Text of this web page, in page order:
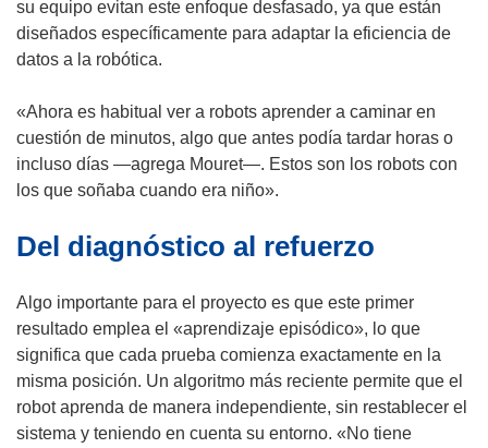
su equipo evitan este enfoque desfasado, ya que están
diseñados específicamente para adaptar la eficiencia de
datos a la robótica.
«Ahora es habitual ver a robots aprender a caminar en
cuestión de minutos, algo que antes podía tardar horas o
incluso días —agrega Mouret—. Estos son los robots con
los que soñaba cuando era niño».
Del diagnóstico al refuerzo
Algo importante para el proyecto es que este primer
resultado emplea el «aprendizaje episódico», lo que
significa que cada prueba comienza exactamente en la
misma posición. Un algoritmo más reciente permite que el
robot aprenda de manera independiente, sin restablecer el
sistema y teniendo en cuenta su entorno. «No tiene